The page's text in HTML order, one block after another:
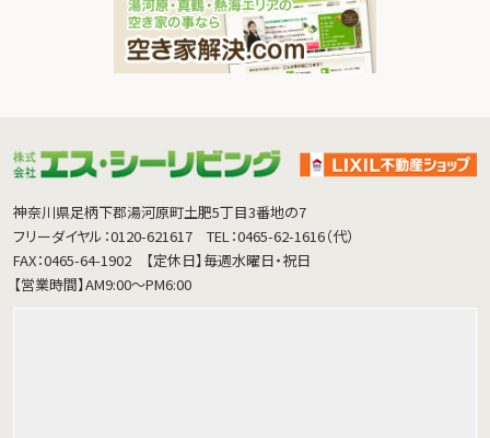
神奈川県足柄下郡湯河原町土肥5丁目3番地の7
フリーダイヤル：0120-621617
TEL：0465-62-1616（代）
FAX：0465-64-1902
【定休日】毎週水曜日・祝日
【営業時間】AM9:00～PM6:00